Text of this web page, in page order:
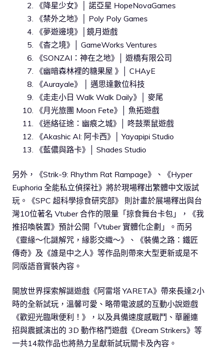
《降星少女》│ 諾亞星 HopeNovaGames
《禁外之地》│ Poly Poly Games
《夢遊邊境》│鏡月遊戲
《杳之境》│ GameWorks Ventures
《SONZAI：神在之地》│ 遊橋有限公司
《幽暗森林裡的糖果屋 》│ CHAyE
《Aurayale》 │ 邁思達數位科技
《走走小日 Walk Walk Daily》│ 麥尾
《月光旅團 Moon Fete》│ 魚拓遊戲
《迷絡征途：幽痕之城》│ 咚鼓栗鼠遊戲
《Akashic AI: 阿卡西》│ Yayapipi Studio
《藍儂與路卡》│ Shades Studio
另外，《Strik-9: Rhythm Rat Rampage》、《Hyper
Euphoria 全能私立偵探社》將於現場釋出繁體中文版試
玩。《SPC 超科學掠食研究部》 則計畫於展場釋出與台
灣10位著名 Vtuber 合作的限量「掠食舞台卡包」，《我
推招喚裝置》預計公開「Vtuber 實體化企劃」。而另
《靈緣～化謎解咒，緣影交織～》、《裝備之路：鐵匠
傳奇》及《誰是中之人》等作品則帶來大型更新或是不
同版語音實裝內容。
開放世界探索解謎遊戲《阿雷塔 YARETA》帶來長達2小
時的全新試玩，溫馨可愛、略帶電波感的互動小說遊戲
《歡迎光臨啾便利！》，以及具備速度感戰鬥、華麗連
招與震撼演出的 3D 動作格鬥遊戲《Dream Strikers》等
一共14款作品也將熱力呈獻新試玩關卡及內容。